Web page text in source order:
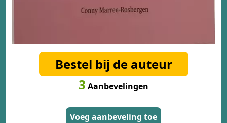
Bestel bij de auteur
3 Aanbevelingen
Voeg aanbeveling toe